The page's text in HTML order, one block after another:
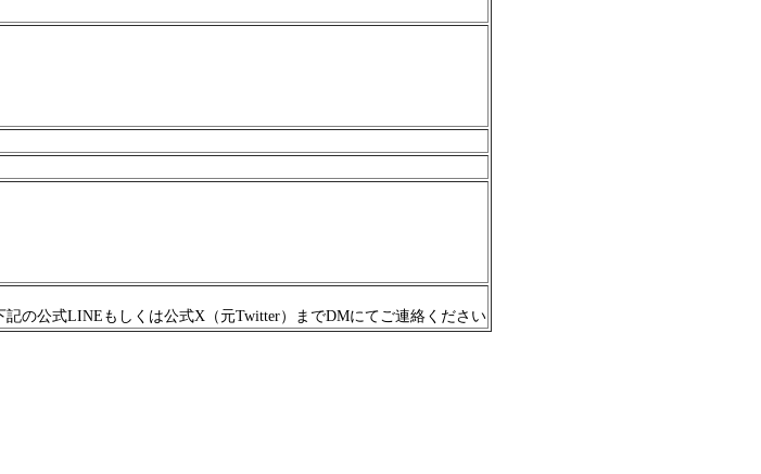
の公式LINEもしくは公式X（元Twitter）までDMにてご連絡ください